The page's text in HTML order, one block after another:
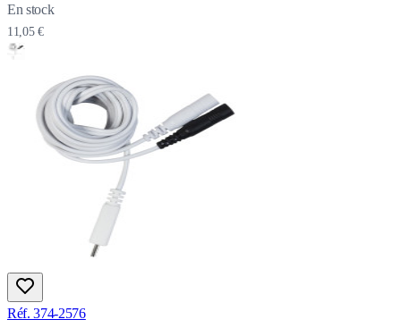
En stock
11,05 €
Réf. 374-2576